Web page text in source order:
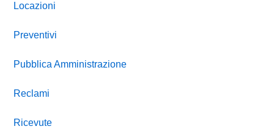
Locazioni
Preventivi
Pubblica Amministrazione
Reclami
Ricevute